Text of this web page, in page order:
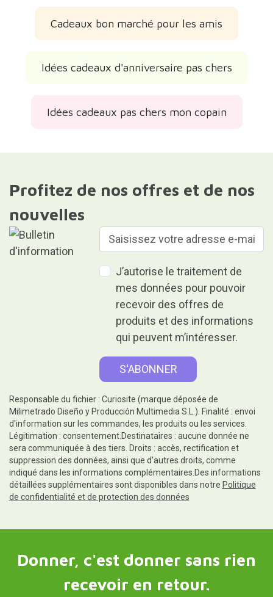
Cadeaux bon marché pour les amis
Idées cadeaux d'anniversaire pas chers
Idées cadeaux pas chers mon copain
Profitez de nos offres et de nos
nouvelles
J’autorise le traitement de
mes données pour pouvoir
recevoir des offres de
produits et des informations
qui peuvent m’intéresser.
Responsable du fichier : Curiosite (marque déposée de
Milimetrado Diseño y Producción Multimedia S.L.). Finalité : envoi
d'information sur les commandes, les produits ou les services.
Légitimation : consentement.Destinataires : aucune donnée ne
sera communiquée à des tiers. Droits : accès, rectification et
suppression des données, ainsi que d'autres droits, comme
indiqué dans les informations complémentaires.Des informations
détaillées supplémentaires sont disponibles dans notre Politique
de confidentialité et de protection des données
Donner, c'est donner sans rien
recevoir en retour.